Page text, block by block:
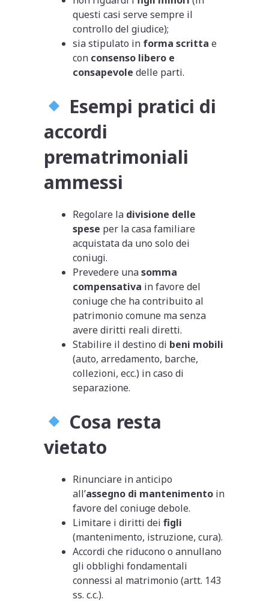
questi casi serve sempre il
controllo del giudice);
sia stipulato in forma scritta e
con consenso libero e
consapevole delle parti.
Esempi pratici di
accordi
prematrimoniali
ammessi
Regolare la divisione delle
spese per la casa familiare
acquistata da uno solo dei
coniugi.
Prevedere unasomma
compensativa in favore del
coniuge che ha contribuito al
patrimonio comune ma senza
avere diritti reali diretti.
Stabilire il destino di beni mobili
(auto, arredamento, barche,
collezioni, ecc.) in caso di
separazione.
Cosa resta
vietato
Rinunciare in anticipo
all’assegno di mantenimento in
favore del coniuge debole.
Limitare i diritti deifigli
(mantenimento, istruzione, cura).
Accordi che riducono o annullano
gli obblighi fondamentali
connessi al matrimonio (artt. 143
ss. c.c.).